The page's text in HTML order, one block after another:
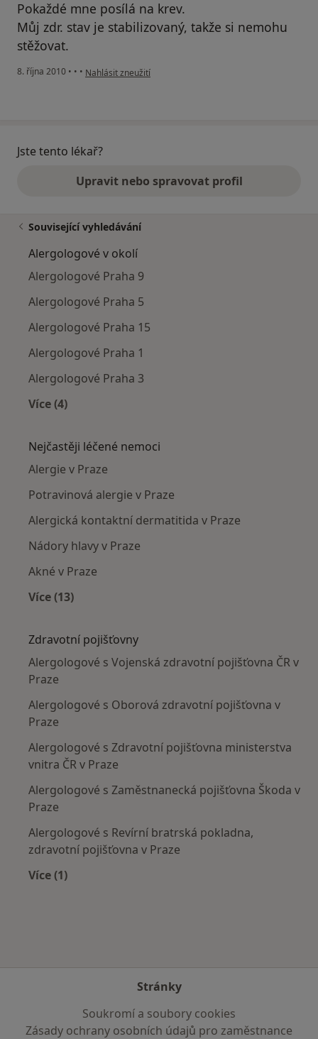
Pokaždé mne posílá na krev.
Můj zdr. stav je stabilizovaný, takže si nemohu
stěžovat.
8. října 2010 • • • podle názoru uživatele Váš účet byl odstraněn
Nahlásit zneužití
Jste tento lékař?
Upravit nebo spravovat profil
Související vyhledávání
Alergologové v okolí
Alergologové Praha 9
Alergologové Praha 5
Alergologové Praha 15
Alergologové Praha 1
Alergologové Praha 3
Více (4)
Nejčastěji léčené nemoci
Alergie v Praze
Potravinová alergie v Praze
Alergická kontaktní dermatitida v Praze
Nádory hlavy v Praze
Akné v Praze
Více (13)
Zdravotní pojišťovny
Alergologové s Vojenská zdravotní pojišťovna ČR v
Praze
Alergologové s Oborová zdravotní pojišťovna v
Praze
Alergologové s Zdravotní pojišťovna ministerstva
vnitra ČR v Praze
Alergologové s Zaměstnanecká pojišťovna Škoda v
Praze
Alergologové s Revírní bratrská pokladna,
zdravotní pojišťovna v Praze
Více (1)
Stránky
Soukromí a soubory cookies
Zásady ochrany osobních údajů pro zaměstnance